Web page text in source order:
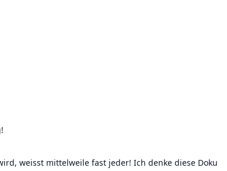
weisst mittelweile fast jeder! Ich denke diese Doku